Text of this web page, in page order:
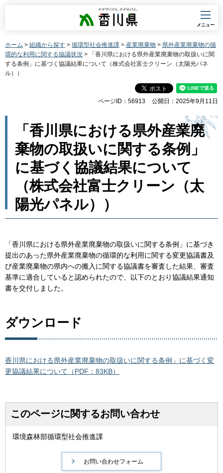
香川県
メニュー
ホーム > 組織から探す > 循環型社会推進課 > 産業廃棄物 > 県外産業廃棄物の循
環的な利用に関する協議状況 > 「香川県における県外産業廃棄物の取扱いに関
する条例」に基づく協議結果について（株式会社富士クリーン（太陽光パネ
ル））
ページID：56913 公開日：2025年9月11日
「香川県における県外産業廃
棄物の取扱いに関する条例」
に基づく協議結果について
（株式会社富士クリーン（太
陽光パネル））
「香川県における県外産業廃棄物の取扱いに関する条例」に基づき
提出のあった県外産業廃棄物の循環的な利用に関する変更協議書及
び産業廃棄物の県内への搬入に関する協議書を審査した結果、審査
基準に適合していると認められたので、以下のとおり協議結果通知
書を交付しました。
ダウンロード
香川県における県外産業廃棄物の取扱いに関する条例」に基づく変
更協議結果について（PDF：83KB）
このページに関するお問い合わせ
環境森林部循環型社会推進課